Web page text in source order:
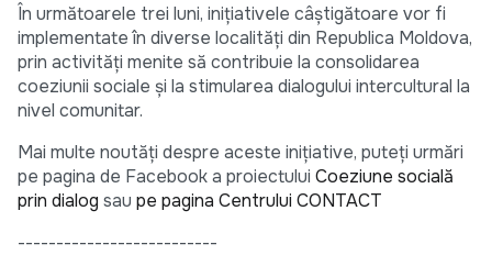
În următoarele trei luni, inițiativele câștigătoare vor fi
implementate în diverse localități din Republica Moldova,
prin activități menite să contribuie la consolidarea
coeziunii sociale și la stimularea dialogului intercultural la
nivel comunitar.
Mai multe noutăți despre aceste inițiative, puteți urmări
pe pagina de Facebook a proiectului Coeziune socială
prin dialog sau pe pagina Centrului CONTACT
--------------------------